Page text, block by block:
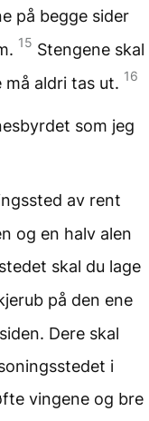
på begge sider
15 Stengene skal
aldri tas ut. 16
som jeg
av rent
og en halv alen
skal du lage
på den ene
Dere skal
i
vingene og bre